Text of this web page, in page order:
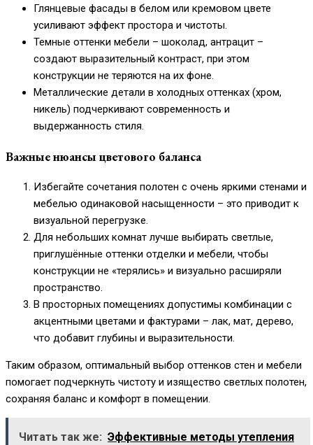
Глянцевые фасады в белом или кремовом цвете
усиливают эффект простора и чистоты.
Темные оттенки мебели – шоколад, антрацит –
создают выразительный контраст, при этом
конструкции не теряются на их фоне.
Металлические детали в холодных оттенках (хром,
никель) подчеркивают современность и
выдержанность стиля.
Важные нюансы цветового баланса
Избегайте сочетания полотен с очень яркими стенами и
мебелью одинаковой насыщенности – это приводит к
визуальной перегрузке.
Для небольших комнат лучше выбирать светлые,
приглушённые оттенки отделки и мебели, чтобы
конструкции не «терялись» и визуально расширяли
пространство.
В просторных помещениях допустимы комбинации с
акцентными цветами и фактурами – лак, мат, дерево,
что добавит глубины и выразительности.
Таким образом, оптимальный выбор оттенков стен и мебели
помогает подчеркнуть чистоту и изящество светлых полотен,
сохраняя баланс и комфорт в помещении.
Читать так же: Эффективные методы утепления